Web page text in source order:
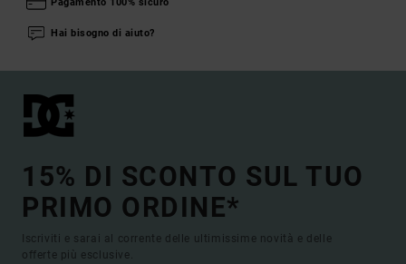
Hai bisogno di aiuto?
15% DI SCONTO SUL TUO
PRIMO ORDINE*
Iscriviti e sarai al corrente delle ultimissime novità e delle
offerte più esclusive.